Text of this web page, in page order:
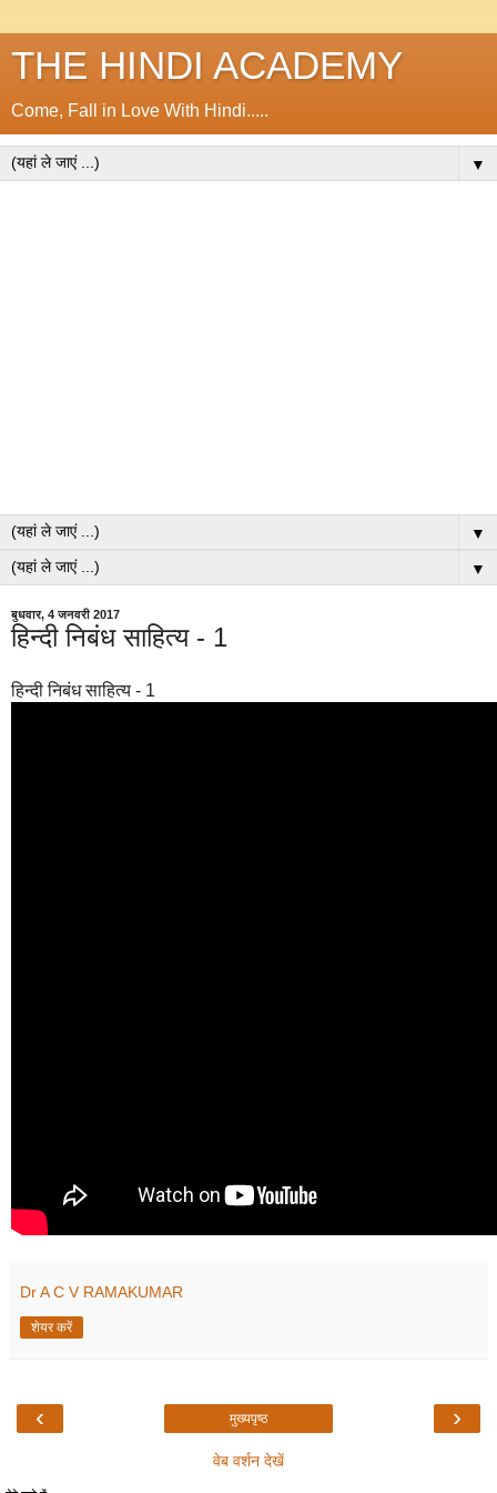
THE HINDI ACADEMY
Come, Fall in Love With Hindi.....
▼
▼
▼
बुधवार, 4 जनवरी 2017
हिन्दी निबंध साहित्य - 1
हिन्दी निबंध साहित्य - 1
Dr A C V RAMAKUMAR
शेयर करें
‹ ›
मुख्यपृष्ठ
वेब वर्शन देखें